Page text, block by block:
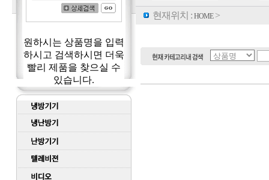
원하시는 상품명을 입력
하시고 검색하시면 더욱
빨리 제품을 찾으실 수
있습니다.
현재위치 : HOME >